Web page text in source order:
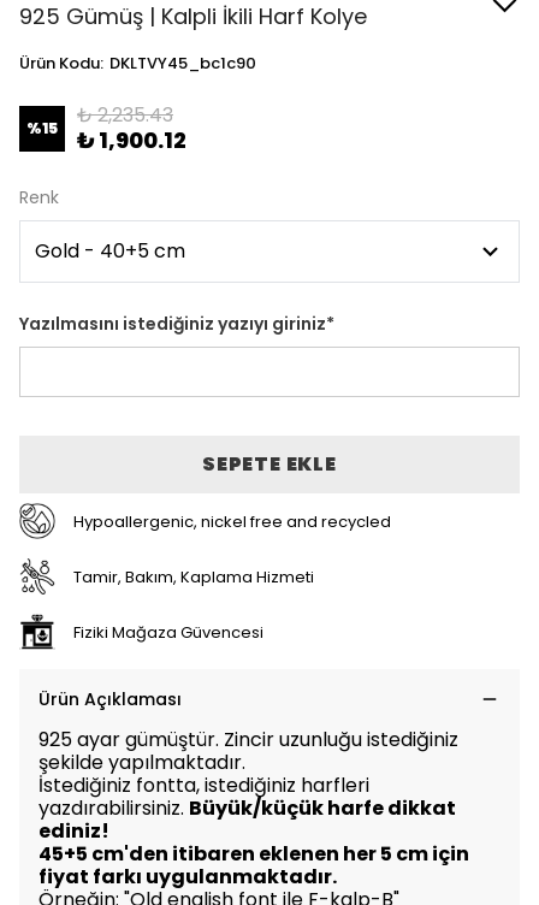
925 Gümüş | Kalpli İkili Harf Kolye
Ürün Kodu: DKLTVY45_bc1c90
%15 ₺ 2,235.43
₺ 1,900.12
Renk
Yazılmasını istediğiniz yazıyı giriniz*
SEPETE EKLE
Hypoallergenic, nickel free and recycled
Tamir, Bakım, Kaplama Hizmeti
Fiziki Mağaza Güvencesi
Ürün Açıklaması
925 ayar gümüştür. Zincir uzunluğu istediğiniz
şekilde yapılmaktadır.
İstediğiniz fontta, istediğiniz harfleri
yazdırabilirsiniz. Büyük/küçük harfe dikkat
ediniz!
45+5 cm'den itibaren eklenen her 5 cm için
fiyat farkı uygulanmaktadır.